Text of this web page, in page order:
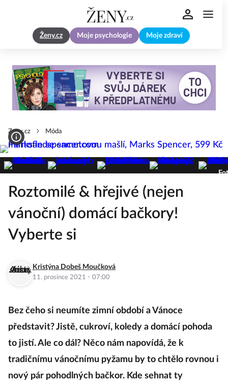
Ženy.cz Moje psychologie Moje zdraví
Zeny.cz Móda
Roztomilé & hřejivé (nejen
vánoční) domácí bačkory!
Vyberte si
Kristýna Dobeš Moučková
11. prosince 2021 · 07:00
Bez čeho si neumíte zimní období a Vánoce
představit? Jistě, cukroví, koledy a domácí pohoda
to jistí. Ale co dál? Něco nám napovídá, že k
tradičnímu vánočnímu pyžamu by to chtělo rovnou i
nový pár pohodlných bačkor. Kde sehnat ty